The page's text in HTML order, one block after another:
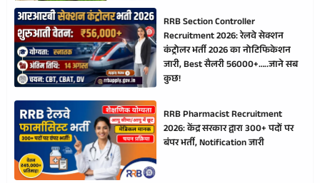
RRB Section Controller
Recruitment 2026: रेलवे सेक्शन
कंट्रोलर भर्ती 2026 का नोटिफिकेशन
जारी, Best सैलरी 56000+…..जाने सब
कुछ!
RRB Pharmacist Recruitment
2026: केंद्र सरकार द्वारा 300+ पदों पर
बंपर भर्ती, Notification जारी